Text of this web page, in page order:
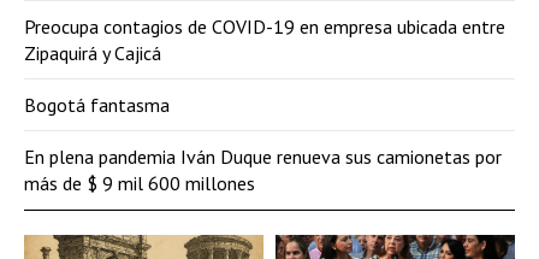
Preocupa contagios de COVID-19 en empresa ubicada entre
Zipaquirá y Cajicá
Bogotá fantasma
En plena pandemia Iván Duque renueva sus camionetas por
más de $ 9 mil 600 millones